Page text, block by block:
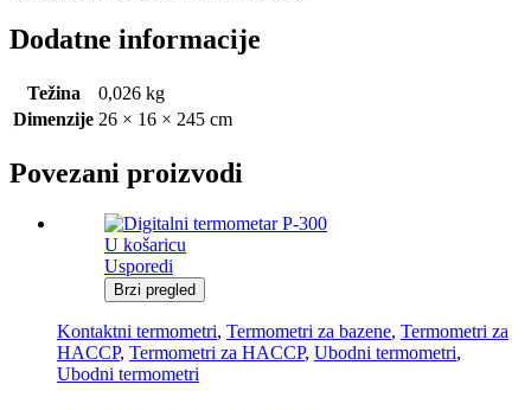
Dodatne informacije
Težina
0,026 kg
Dimenzije 26 × 16 × 245 cm
Povezani proizvodi
U košaricu
Usporedi
Brzi pregled
Kontaktni termometri, Termometri za bazene, Termometri za
HACCP, Termometri za HACCP, Ubodni termometri,
Ubodni termometri